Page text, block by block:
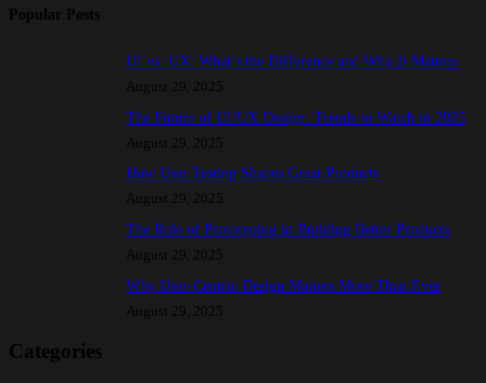
Popular Posts
UI vs. UX: What’s the Difference and Why It Matters
August 29, 2025
The Future of UI/UX Design: Trends to Watch in 2025
August 29, 2025
How User Testing Shapes Great Products
August 29, 2025
The Role of Prototyping in Building Better Products
August 29, 2025
Why User-Centric Design Matters More Than Ever
August 29, 2025
Categories